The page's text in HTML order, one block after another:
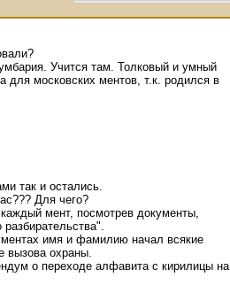
Учится там. Толковый и умный
для московских ментов, т.к. родился в
так и остались.
Для чего?
мент, посмотрев документы,
имя и фамилию начал всякие
вызова охраны.
о переходе алфавита с кирилицы на